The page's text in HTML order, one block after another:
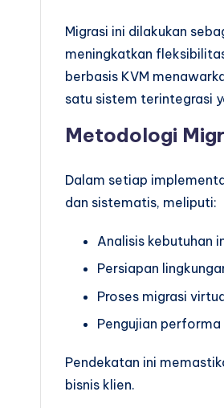
Migrasi ini dilakukan
meningkatkan
berbasis KVM
satu sistem terintegrasi
Metodologi
Dalam setiap
dan sistematis, meliputi:
Analisis kebutuhan
Persiapan
Proses migrasi
Pengujian
Pendekatan ini
bisnis klien.